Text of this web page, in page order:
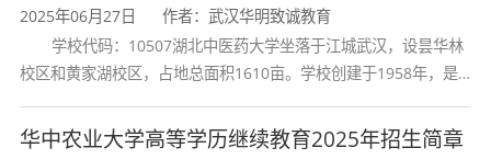
专业类别 经管类
学制 2.5年
2025年06月27日
作者：武汉华明致诚教育
学校代码：10507湖北中医药大学坐落于江城武汉，设昙华林
校区和黄家湖校区，占地总面积1610亩。学校创建于1958年，是
育和最早开办中医研究
华中农业大学高等学历继续教育2025年招生简章